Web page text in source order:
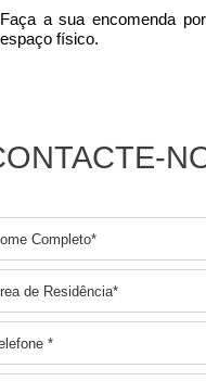
Faça a sua encomenda
espaço físico.